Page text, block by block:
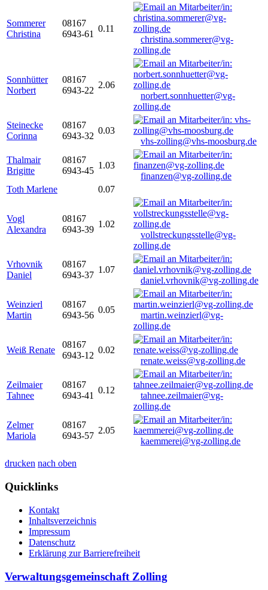
Sommerer
Christina
08167
6943-61
0.11
christina.sommerer@vg-
zolling.de
Sonnhütter
Norbert
08167
6943-22
2.06
norbert.sonnhuetter@vg-
zolling.de
Steinecke
Corinna
08167
6943-32
0.03
vhs-zolling@vhs-moosburg.de
Thalmair
Brigitte
08167
6943-45
1.03
finanzen@vg-zolling.de
Toth Marlene
0.07
Vogl
Alexandra
08167
6943-39
1.02
vollstreckungsstelle@vg-
zolling.de
Vrhovnik
Daniel
08167
6943-37
1.07
daniel.vrhovnik@vg-zolling.de
Weinzierl
Martin
08167
6943-56
0.05
martin.weinzierl@vg-
zolling.de
Weiß Renate
08167
6943-12
0.02
renate.weiss@vg-zolling.de
Zeilmaier
Tahnee
08167
6943-41
0.12
tahnee.zeilmaier@vg-
zolling.de
Zelmer
Mariola
08167
6943-57
2.05
kaemmerei@vg-zolling.de
drucken nach oben
Quicklinks
Kontakt
Inhaltsverzeichnis
Impressum
Datenschutz
Erklärung zur Barrierefreiheit
Verwaltungsgemeinschaft Zolling